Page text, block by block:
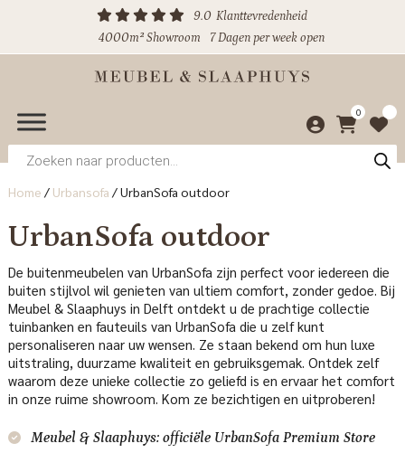
9.0 Klanttevredenheid
4000m² Showroom
7 Dagen per week open
0
Producten
zoeken
Home / Urbansofa /UrbanSofa outdoor
UrbanSofa outdoor
De buitenmeubelen van UrbanSofa zijn perfect voor iedereen die
buiten stijlvol wil genieten van ultiem comfort, zonder gedoe. Bij
Meubel & Slaaphuys in Delft ontdekt u de prachtige collectie
tuinbanken en fauteuils van UrbanSofa die u zelf kunt
personaliseren naar uw wensen. Ze staan bekend om hun luxe
uitstraling, duurzame kwaliteit en gebruiksgemak. Ontdek zelf
waarom deze unieke collectie zo geliefd is en ervaar het comfort
in onze ruime showroom. Kom ze bezichtigen en uitproberen!
Meubel & Slaaphuys: officiële UrbanSofa Premium Store